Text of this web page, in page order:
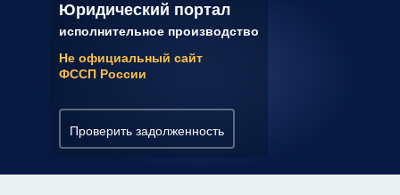
Юридический портал
исполнительное производство
Не официальный сайт
ФССП России
Проверить задолженность